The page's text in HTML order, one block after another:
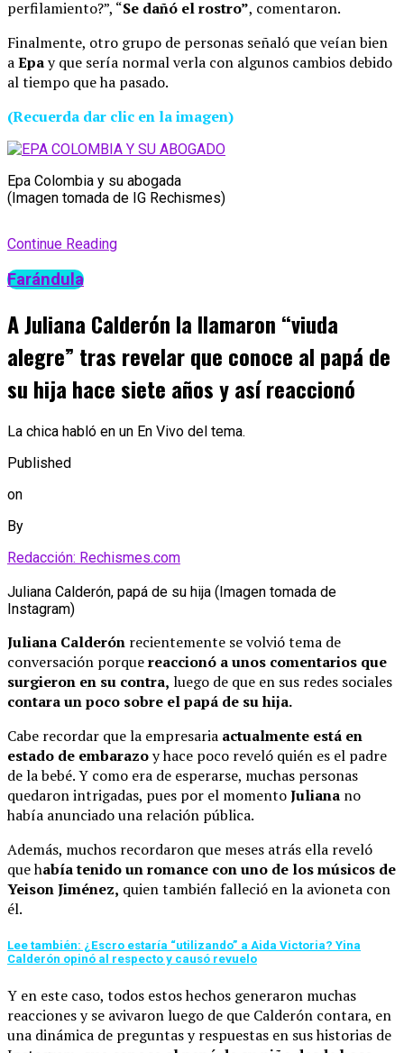
perfilamiento?”, “Se dañó el rostro”, comentaron.
Finalmente, otro grupo de personas señaló que veían bien
aEpay que sería normal verla con algunos cambios debido
al tiempo que ha pasado.
(Recuerda dar clic en la imagen)
Epa Colombia y su abogada
(Imagen tomada de IG Rechismes)
Continue Reading
Farándula
A Juliana Calderón la llamaron “viuda
alegre” tras revelar que conoce al papá de
su hija hace siete años y así reaccionó
La chica habló en un En Vivo del tema.
Published
on
By
Redacción: Rechismes.com
Juliana Calderón, papá de su hija (Imagen tomada de
Instagram)
Juliana Calderón recientemente se volvió tema de
conversación porquereaccionó a unos comentarios que
surgieron en su contra, luego de que en sus redes sociales
contara un poco sobre el papá de su hija.
Cabe recordar que la empresaria actualmente está en
estado de embarazoy hace poco reveló quién es el padre
de la bebé. Y como era de esperarse, muchas personas
quedaron intrigadas, pues por el momentoJuliana no
había anunciado una relación pública.
Además, muchos recordaron que meses atrás ella reveló
que había tenido un romance con uno de los músicos de
Yeison Jiménez, quien también falleció en la avioneta con
él.
Lee también: ¿Escro estaría “utilizando” a Aida Victoria? Yina
Calderón opinó al respecto y causó revuelo
Y en este caso, todos estos hechos generaron muchas
reacciones y se avivaron luego de que Calderón contara, en
una dinámica de preguntas y respuestas en sus historias de